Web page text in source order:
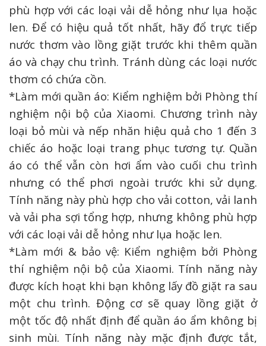
phù hợp với các loại vải dễ hỏng như lụa hoặc
len. Để có hiệu quả tốt nhất, hãy đổ trực tiếp
nước thơm vào lồng giặt trước khi thêm quần
áo và chạy chu trình. Tránh dùng các loại nước
thơm có chứa cồn.
*Làm mới quần áo: Kiểm nghiệm bởi Phòng thí
nghiệm nội bộ của Xiaomi. Chương trình này
loại bỏ mùi và nếp nhăn hiệu quả cho 1 đến 3
chiếc áo hoặc loại trang phục tương tự. Quần
áo có thể vẫn còn hơi ẩm vào cuối chu trình
nhưng có thể phơi ngoài trước khi sử dụng.
Tính năng này phù hợp cho vải cotton, vải lanh
và vải pha sợi tổng hợp, nhưng không phù hợp
với các loại vải dễ hỏng như lụa hoặc len.
*Làm mới & bảo vệ: Kiểm nghiệm bởi Phòng
thí nghiệm nội bộ của Xiaomi. Tính năng này
được kích hoạt khi bạn không lấy đồ giặt ra sau
một chu trình. Động cơ sẽ quay lồng giặt ở
một tốc độ nhất định để quần áo ẩm không bị
sinh mùi. Tính năng này mặc định được tắt,